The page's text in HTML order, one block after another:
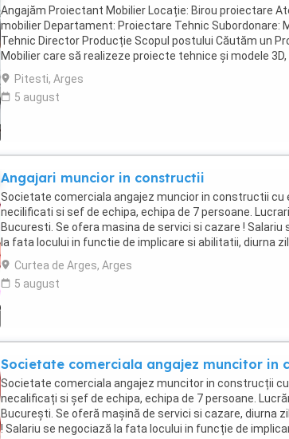
Angajăm Proiectant Mobilier Locație: Birou proiectare
mobilier Departament: Proiectare Tehnic Subordonare:
Tehnic Director Producție Scopul postului Căutăm un
Mobilier care să realizeze proiecte tehnice și modele 3D,
pregătească documentația necesară ...
Pitesti, Arges
5 august
Angajari muncior in constructii
Societate comerciala angajez muncior in constructii cu
necilificati si sef de echipa, echipa de 7 persoane. Lucrari
Bucuresti. Se ofera masina de servici si cazare ! Salariu
la fata locului in functie de implicare si abilitatii, diurna
Telefon ...
Curtea de Arges, Arges
5 august
Societate comerciala angajez muncitor in
Societate comerciala angajez muncitor in construcții
necalificați si șef de echipa, echipa de 7 persoane.
București. Se oferă mașină de servici si cazare, diurna
! Salariu se negociază la fata locului in funcție de